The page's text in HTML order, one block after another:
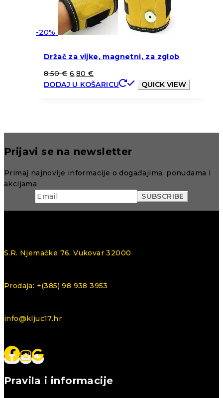
-20%
Držač za vijke, magnetni, za zglob
8,50€ 6,80 €
DODAJ U KOŠARICU
QUICK VIEW
Prijavi se na newsletter
Primaj najnovije informacije o događajima, ponudama i
akcijama
S.R. Njemačke 76, Vukovar 32000
Prodaja: +(385) 98 938 3953
info@kljuc17.hr
Pravila i informacije